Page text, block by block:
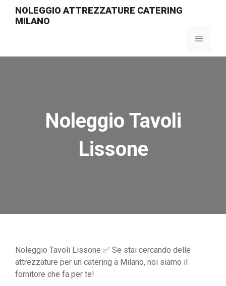
NOLEGGIO ATTREZZATURE CATERING
MILANO
Menu
Noleggio Tavoli
Lissone
Noleggio Tavoli Lissone ✅ Se stai cercando delle
attrezzature per un catering a Milano, noi siamo il
fornitore che fa per te!